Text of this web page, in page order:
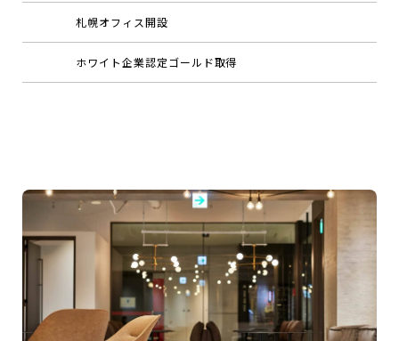
札幌オフィス開設
ホワイト企業認定ゴールド取得